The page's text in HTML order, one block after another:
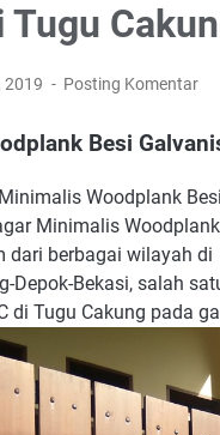
Tugu
2019 Posting Komentar
Besi
Woodplank
Minimalis
dari berbagai wilayah di
Depok-Bekasi, salah
di Tugu Cakung pada